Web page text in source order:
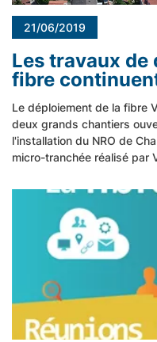
21/06/2019
Les travaux de
fibre
Le déploiement de la fibre
deux grands chantiers
l'installation du NRO de
micro-tranchée réalisé par